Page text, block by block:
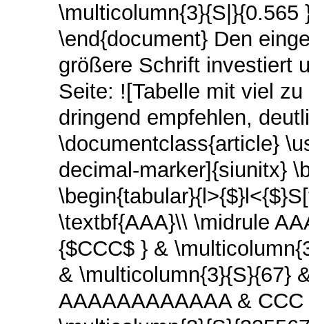
\end{document} Den
größere Schrift investiert
Seite: ![Tabelle mit viel
dringend empfehlen,
\documentclass{article}
decimal-marker]{siunitx}
\textbf{AAA}\\ \midrule
{$CCC$ } &
& \multicolumn{3}{S}{67}
AAAAAAAAAAAA &